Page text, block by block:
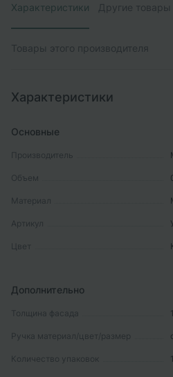
Характеристики Другие товары
Товары этого производителя
Характеристики
Основные
Производитель
Объем
Материал
Артикул
Цвет
Дополнительно
Толщина фасада
Ручка материал/цвет/размер
Количество упаковок 1